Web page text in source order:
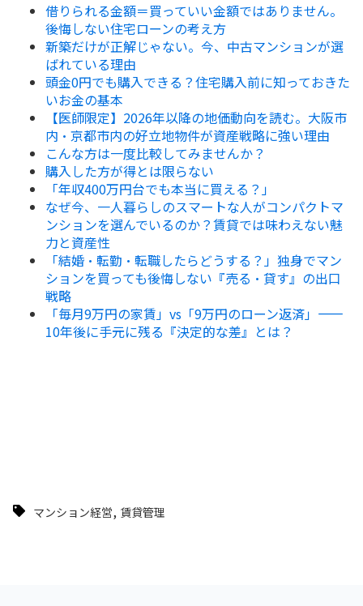
借りられる金額＝買っていい金額ではありません。
後悔しない住宅ローンの考え方
新築だけが正解じゃない。今、中古マンションが選
ばれている理由
頭金0円でも購入できる？住宅購入前に知っておきた
いお金の基本
【医師限定】2026年以降の地価動向を読む。大阪市
内・京都市内の好立地物件が資産戦略に強い理由
こんな方は一度比較してみませんか？
購入した方が得とは限らない
「年収400万円台でも本当に買える？」
なぜ今、一人暮らしのスマートな人がコンパクトマ
ンションを選んでいるのか？賃貸では味わえない魅
力と資産性
「結婚・転勤・転職したらどうする？」独身でマン
ションを買っても後悔しない『売る・貸す』の出口
戦略
「毎月9万円の家賃」vs「9万円のローン返済」——
10年後に手元に残る『決定的な差』とは？
マンション経営, 賃貸管理